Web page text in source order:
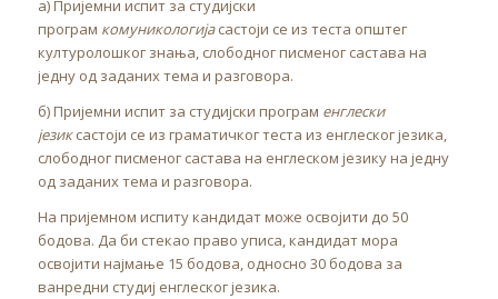
а) Пријемни испит за студијски
програм комуникологијасастоји се из теста општег
културолошког знања, слободног писменог састава на
једну од заданих тема и разговора.
б) Пријемни испит за студијски програм енглески
језиксастоји се из граматичког теста из енглеског језика,
слободног писменог састава на енглеском језику на једну
од заданих тема и разговора.
На пријемном испиту кандидат може освојити до 50
бодова. Да би стекао право уписа, кандидат мора
освојити најмање 15 бодова, односно 30 бодова за
ванредни студиј енглеског језика.